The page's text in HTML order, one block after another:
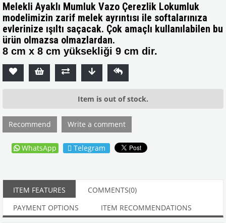
Melekli Ayaklı Mumluk Vazo Çerezlik Lokumluk
modelimizin zarif melek ayrıntısı ile softalarınıza
evlerinize ışıltı saçacak. Çok amaçlı kullanılabilen bu
ürün olmazsa olmazlardan.
8 cm x 8 cm yüksekliği 9 cm dir.
Item is out of stock.
Recommend Write a comment
WhatsApp Telegram
ITEM FEATURES COMMENTS(0)
PAYMENT OPTIONS
ITEM RECOMMENDATIONS